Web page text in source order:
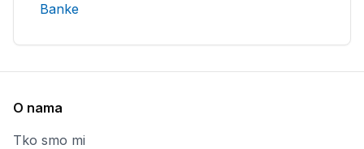
Banke
O nama
Tko smo mi